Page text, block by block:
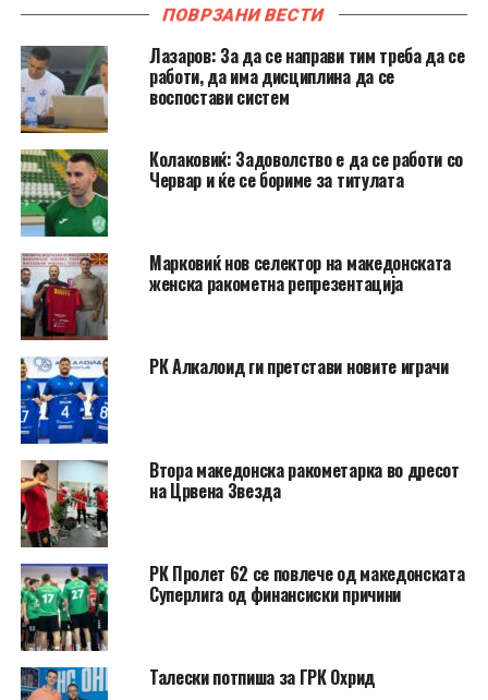
ПОВРЗАНИ ВЕСТИ
Лазаров: За да се направи тим треба да се
работи, да има дисциплина да се
воспостави систем
Колаковиќ: Задоволство е да се работи со
Червар и ќе се бориме за титулата
Марковиќ нов селектор на македонската
женска ракометна репрезентација
РК Алкалоид ги претстави новите играчи
Втора македонска ракометарка во дресот
на Црвена Звезда
РК Пролет 62 се повлече од македонската
Суперлига од финансиски причини
Талески потпиша за ГРК Охрид